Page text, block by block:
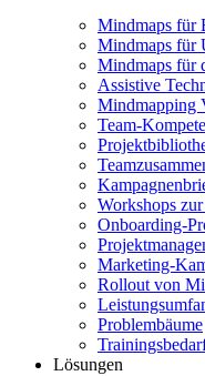
Mindmaps für
Mindmaps für
Mindmaps für
Assistive
Mindmapping
Team-
Workshops
Onboarding-
Marketing-
Rollout von
Problembäume
Lösungen